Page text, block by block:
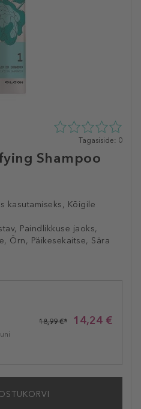
Shampoo
kasutamiseks, Kõigile
Paindlikkuse jaoks,
Õrn, Päikesekaitse, Sära
0
5st
Tagasiside: 0
14,24 €
18,99 €*